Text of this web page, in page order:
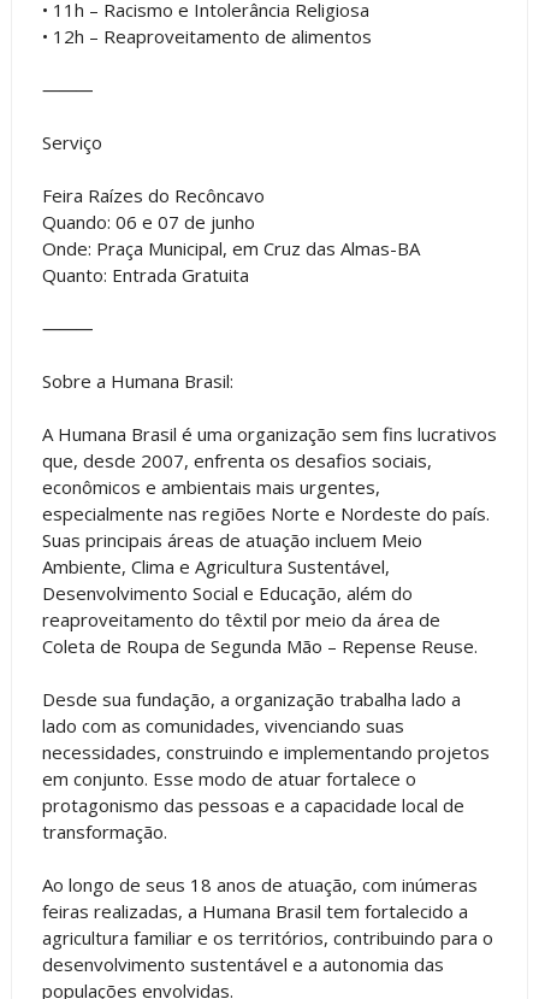
• 11h – Racismo e Intolerância Religiosa
• 12h – Reaproveitamento de alimentos
⸻
Serviço
Feira Raízes do Recôncavo
Quando: 06 e 07 de junho
Onde: Praça Municipal, em Cruz das Almas-BA
Quanto: Entrada Gratuita
⸻
Sobre a Humana Brasil:
A Humana Brasil é uma organização sem fins lucrativos
que, desde 2007, enfrenta os desafios sociais,
econômicos e ambientais mais urgentes,
especialmente nas regiões Norte e Nordeste do país.
Suas principais áreas de atuação incluem Meio
Ambiente, Clima e Agricultura Sustentável,
Desenvolvimento Social e Educação, além do
reaproveitamento do têxtil por meio da área de
Coleta de Roupa de Segunda Mão – Repense Reuse.
Desde sua fundação, a organização trabalha lado a
lado com as comunidades, vivenciando suas
necessidades, construindo e implementando projetos
em conjunto. Esse modo de atuar fortalece o
protagonismo das pessoas e a capacidade local de
transformação.
Ao longo de seus 18 anos de atuação, com inúmeras
feiras realizadas, a Humana Brasil tem fortalecido a
agricultura familiar e os territórios, contribuindo para o
desenvolvimento sustentável e a autonomia das
populações envolvidas.